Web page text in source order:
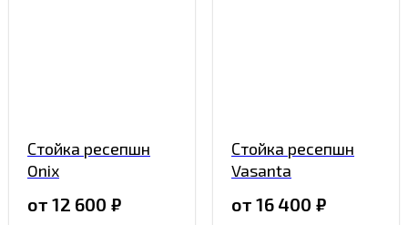
Стойка ресепшн
Onix
от 12 600 ₽
Стойка ресепшн
Vasanta
от 16 400 ₽